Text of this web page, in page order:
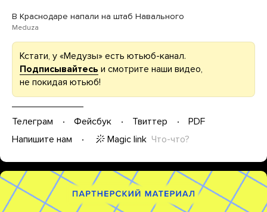
В Краснодаре напали на штаб Навального
Meduza
Кстати, у «Медузы» есть ютьюб-канал.
Подписывайтесь и смотрите наши видео,
не покидая ютьюб!
Телеграм Фейсбук Твиттер
PDF
Напишите нам
Magic link Что-что?